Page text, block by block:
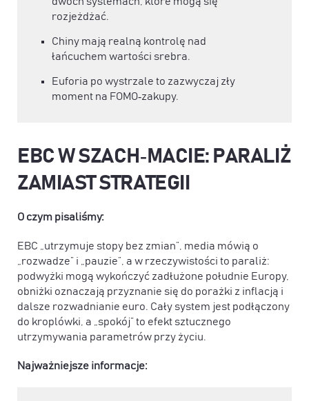
rozjeżdżać.
Chiny mają realną kontrolę nad
łańcuchem wartości srebra.
Euforia po wystrzale to zazwyczaj zły
moment na FOMO‑zakupy.
EBC W SZACH‑MACIE: PARALIŻ
ZAMIAST STRATEGII
O czym pisaliśmy:
EBC „utrzymuje stopy bez zmian”, media mówią o
„rozwadze” i „pauzie”, a w rzeczywistości to paraliż:
podwyżki mogą wykończyć zadłużone południe Europy,
obniżki oznaczają przyznanie się do porażki z inflacją i
dalsze rozwadnianie euro. Cały system jest podłączony
do kroplówki, a „spokój” to efekt sztucznego
utrzymywania parametrów przy życiu.
Najważniejsze informacje: